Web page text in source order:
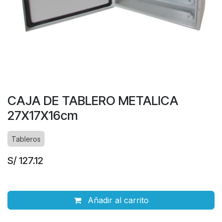
CAJA DE TABLERO METALICA
27X17X16cm
Tableros
S/127.12
Añadir al carrito